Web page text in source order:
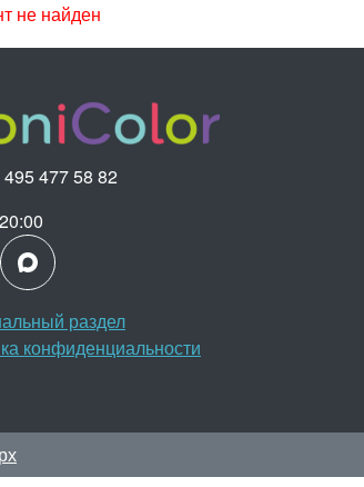
не найден
495 477 58 82
раздел
конфиденциальности